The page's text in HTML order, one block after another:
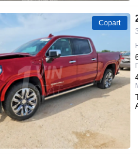
Copart